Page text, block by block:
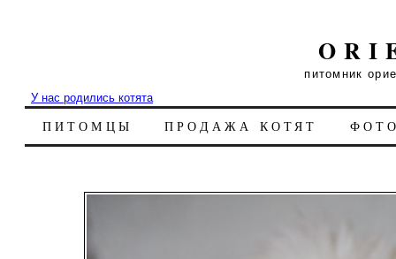
питомник
У нас родились котята
ПИТОМЦЫ ПРОДАЖА КОТЯТ